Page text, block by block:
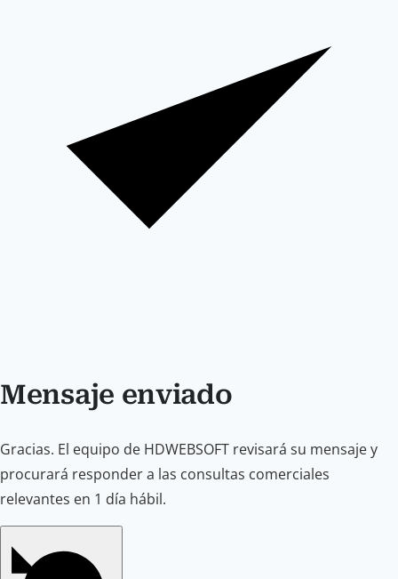
Mensaje enviado
Gracias. El equipo de HDWEBSOFT revisará su mensaje y
procurará responder a las consultas comerciales
relevantes en 1 día hábil.